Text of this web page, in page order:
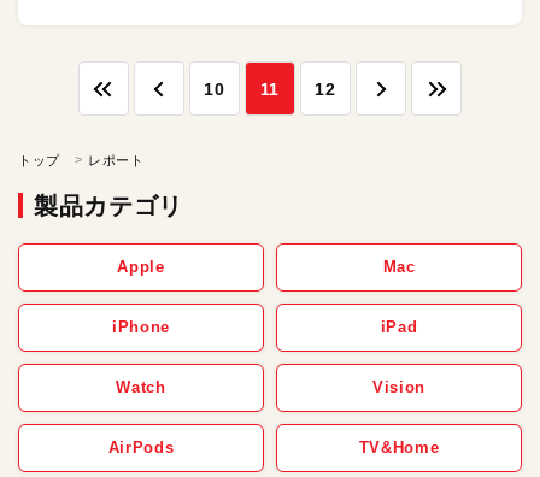
10 11 12
トップ レポート
製品カテゴリ
Apple Mac
iPhone iPad
Watch Vision
AirPods TV&Home